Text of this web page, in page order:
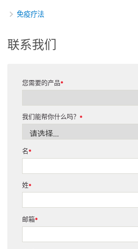
免疫疗法
联系我们
*
您需要的产品
*
我们能帮你什么吗？
*
名
*
姓
*
邮箱